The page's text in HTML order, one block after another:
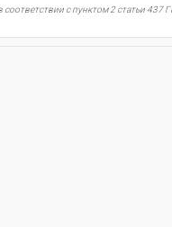
соответствии с пунктом 2 статьи 437